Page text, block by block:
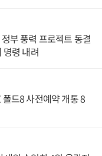
부 풍력 프로젝트 동결
령 내려
드8 사전예약 개통 8